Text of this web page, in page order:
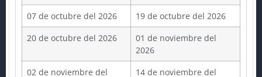
07 de octubre del 2026
19 de octubre del 2026
20 de octubre del 2026
01 de noviembre del
2026
02 de noviembre del
14 de noviembre del